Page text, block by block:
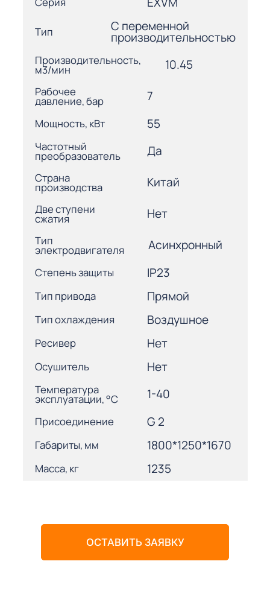
Тип С переменной
производительностью
Производительность,
м3/мин 10.45
Рабочее
давление, бар 7
Мощность, кВт 55
Частотный
преобразователь Да
Страна
производства Китай
Две ступени
сжатия Нет
Тип
электродвигателя Асинхронный
Степень защиты IP23
Тип привода Прямой
Тип охлаждения Воздушное
Ресивер Нет
Осушитель Нет
Температура
эксплуатации, °С 1-40
Присоединение G 2
Габариты, мм 1800*1250*1670
Масса, кг 1235
ОСТАВИТЬ ЗАЯВКУ